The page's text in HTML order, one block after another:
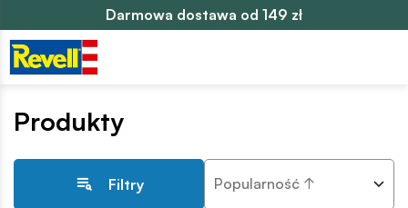
Darmowa dostawa od 149 zł
Produkty
Filtry Popularność ↑